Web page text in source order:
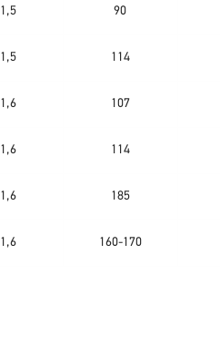
1,5 90
1,5 114
1,6 107
1,6 114
1,6 185
1,6 160-170